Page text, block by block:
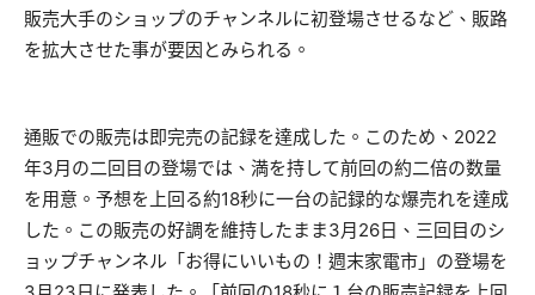
販売大手のショップのチャンネルに初登場させるなど、販路
を拡大させた事が要因とみられる。
通販での販売は即完売の記録を達成した。このため、2022
年3月の二回目の登場では、満を持して前回の約二倍の数量
を用意。予想を上回る約18秒に一台の記録的な爆売れを達成
した。この販売の好調を維持したまま3月26日、三回目のシ
ョップチャンネル「お得にいいもの！週末家電市」の登場を